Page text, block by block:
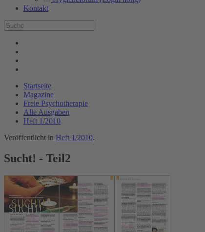
Kontakt
Startseite
Magazine
Freie Psychotherapie
Alle Ausgaben
Heft 1/2010
Veröffentlicht in Heft 1/2010.
Sucht! - Teil2